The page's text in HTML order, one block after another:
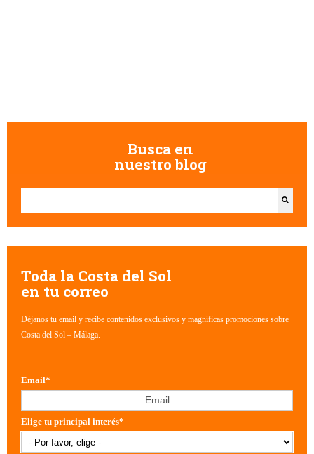
Busca en
nuestro blog
Esto es un campo de búsqueda con una función de texto predictivo.
Toda la Costa del Sol
en tu correo
Déjanos tu email y recibe contenidos exclusivos y magníficas promociones sobre
Costa del Sol – Málaga.
Email*
Elige tu principal interés*